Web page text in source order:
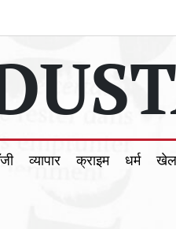
व्यापार क्राइम धर्म खेल